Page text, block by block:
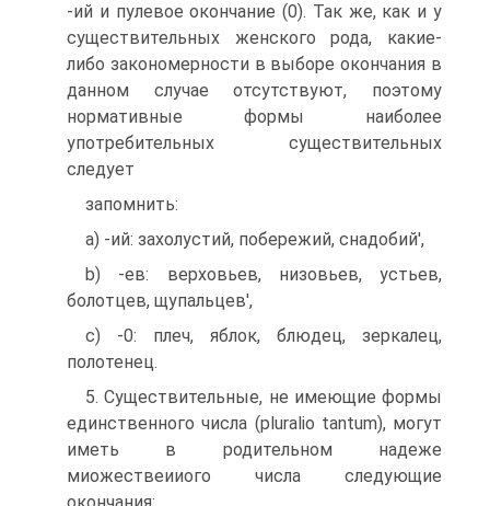
-ий и пулевое окончание (0). Так же, как и у
существительных женского рода, какие-
либо закономерности в выборе окончания в
данном случае отсутствуют, поэтому
нормативные формы наиболее
употребительных существительных
следует
запомнить:
a) -ий: захолустий, побережий, снадобий',
b) -ев: верховьев, низовьев, устьев,
болотцев, щупальцев',
c) -0: плеч, яблок, блюдец, зеркалец,
полотенец.
5. Существительные, не имеющие формы
единственного числа (pluralio tantum), могут
иметь в родительном надеже
миожествеииого числа следующие
окончания: